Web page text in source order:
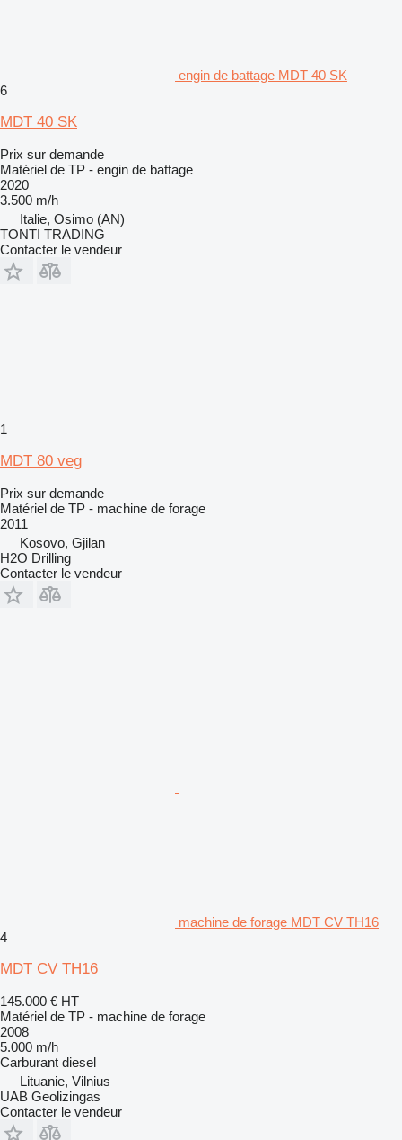
engin de battage MDT 40 SK
6
MDT 40 SK
Prix sur demande
Matériel de TP - engin de battage
2020
3.500 m/h
Italie, Osimo (AN)
TONTI TRADING
Contacter le vendeur
1
MDT 80 veg
Prix sur demande
Matériel de TP - machine de forage
2011
Kosovo, Gjilan
H2O Drilling
Contacter le vendeur
machine de forage MDT CV TH16
4
MDT CV TH16
145.000 € HT
Matériel de TP - machine de forage
2008
5.000 m/h
Carburant diesel
Lituanie, Vilnius
UAB Geolizingas
Contacter le vendeur